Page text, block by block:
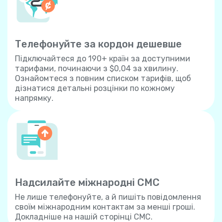
Телефонуйте за кордон дешевше
Підключайтеся до 190+ країн за доступними
тарифами, починаючи з $0,04 за хвилину.
Ознайомтеся з повним списком тарифів, щоб
дізнатися детальні розцінки по кожному
напрямку.
Надсилайте міжнародні СМС
Не лише телефонуйте, а й пишіть повідомлення
своїм міжнародним контактам за менші гроші.
Докладніше на нашій сторінці СМС.